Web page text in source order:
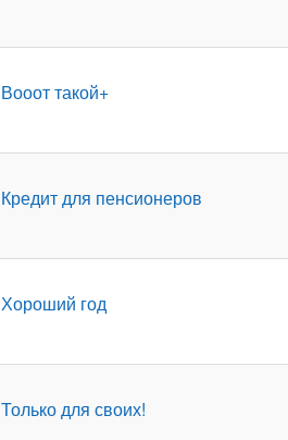
Вооот такой+
Кредит для пенсионеров
Хороший год
Только для своих!